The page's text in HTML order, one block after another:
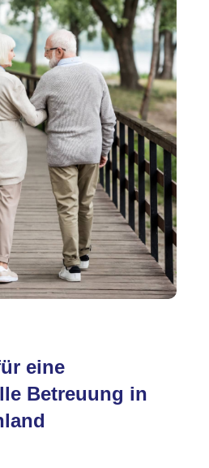
eine
Betreuung in